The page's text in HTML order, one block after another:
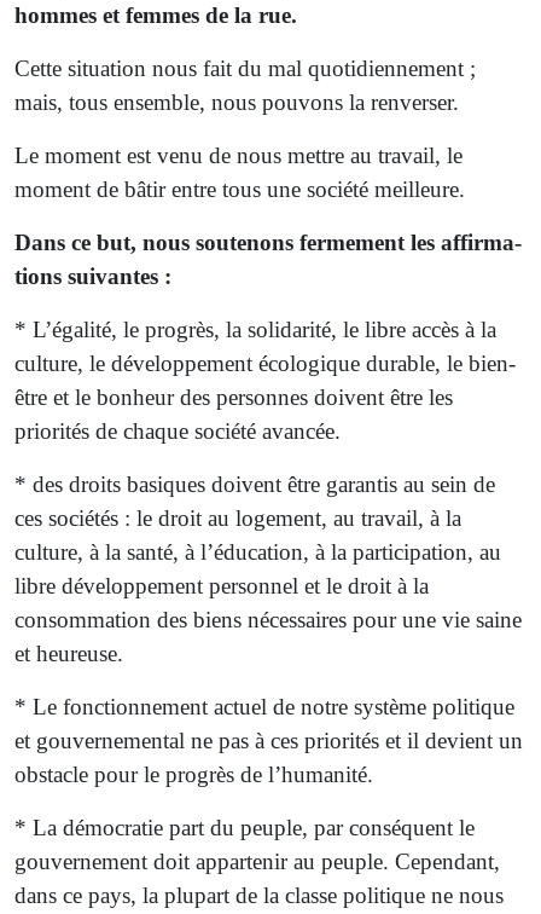
hommes et femmes de la rue.
Cette situation nous fait du mal quotidiennement ;
mais, tous ensemble, nous pouvons la renverser.
Le moment est venu de nous mettre au travail, le
moment de bâtir entre tous une société meilleure.
Dans ce but, nous soutenons fermement les affirma­
tions suivantes :
* L’égalité, le progrès, la solidarité, le libre accès à la
culture, le développement écologique durable, le bien-
être et le bonheur des personnes doivent être les
priorités de chaque société avancée.
* des droits basiques doivent être garantis au sein de
ces sociétés : le droit au logement, au travail, à la
culture, à la santé, à l’éducation, à la participation, au
libre développement personnel et le droit à la
consommation des biens nécessaires pour une vie saine
et heureuse.
* Le fonctionnement actuel de notre système politique
et gouvernemental ne pas à ces priorités et il devient un
obstacle pour le progrès de l’humanité.
* La démocratie part du peuple, par conséquent le
gouvernement doit appartenir au peuple. Cependant,
dans ce pays, la plupart de la classe politique ne nous